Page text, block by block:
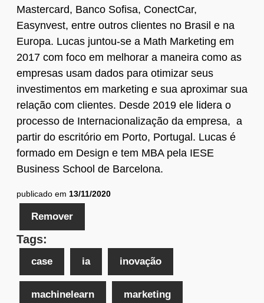
Mastercard, Banco Sofisa, ConectCar,
Easynvest, entre outros clientes no Brasil e na
Europa. Lucas juntou-se a Math Marketing em
2017 com foco em melhorar a maneira como as
empresas usam dados para otimizar seus
investimentos em marketing e sua aproximar sua
relação com clientes. Desde 2019 ele lidera o
processo de Internacionalização da empresa, a
partir do escritório em Porto, Portugal. Lucas é
formado em Design e tem MBA pela IESE
Business School de Barcelona.
publicado em 13/11/2020
Remover
Tags:
case ia inovação
machinelearn marketing